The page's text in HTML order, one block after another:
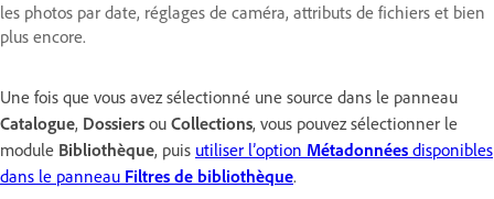
les photos par date, réglages de caméra, attributs de fichiers et bien
plus encore.
Une fois que vous avez sélectionné une source dans le panneau
Catalogue, Dossiers ou Collections, vous pouvez sélectionner le
module Bibliothèque, puis utiliser l’option Métadonnées disponibles
dans le panneau Filtres de bibliothèque.